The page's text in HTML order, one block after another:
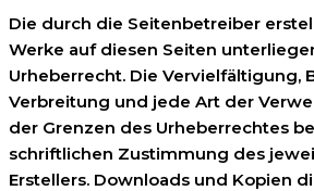
Die durch die Seitenbetreiber
Werke auf diesen Seiten
Urheberrecht. Die Vervielfältigung,
Verbreitung und jede Art der
der Grenzen des Urheberrechtes
schriftlichen Zustimmung des
Erstellers. Downloads und Kopien